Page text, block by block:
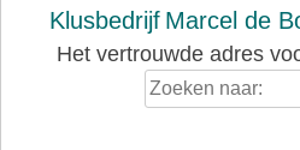
Klusbedrijf Marcel de
Het vertrouwde adres